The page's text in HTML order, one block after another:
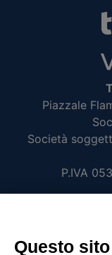
Piazzale
Società
P.IVA
Questo